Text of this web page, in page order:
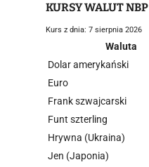
KURSY WALUT NBP
Kurs z dnia: 7 sierpnia 2026
Waluta
Dolar amerykański
Euro
Frank szwajcarski
Funt szterling
Hrywna (Ukraina)
Jen (Japonia)